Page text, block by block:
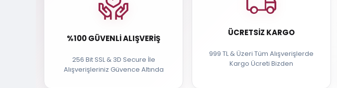
%100 GÜVENLI ALIŞVERIŞ
256 Bit SSL & 3D Secure İle
Alışverişleriniz Güvence Altında
ÜCRETSIZ KARGO
999 TL & Üzeri Tüm Alışverişlerde
Kargo Ücreti Bizden